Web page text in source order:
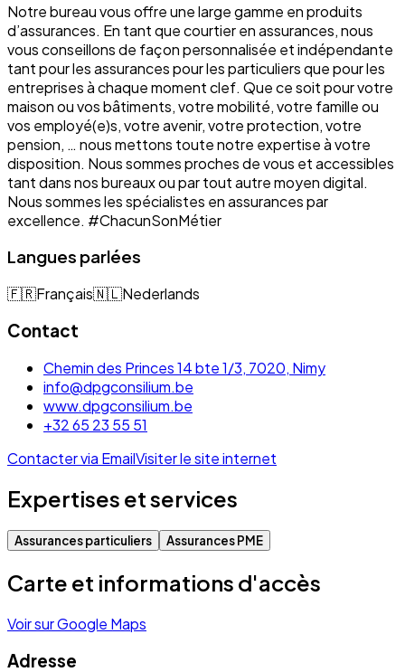
Notre bureau vous offre une large gamme en produits
d’assurances. En tant que courtier en assurances, nous
vous conseillons de façon personnalisée et indépendante
tant pour les assurances pour les particuliers que pour les
entreprises à chaque moment clef. Que ce soit pour votre
maison ou vos bâtiments, votre mobilité, votre famille ou
vos employé(e)s, votre avenir, votre protection, votre
pension, … nous mettons toute notre expertise à votre
disposition. Nous sommes proches de vous et accessibles
tant dans nos bureaux ou par tout autre moyen digital.
Nous sommes les spécialistes en assurances par
excellence. #ChacunSonMétier
Langues parlées
🇫🇷Français🇳🇱Nederlands
Contact
Chemin des Princes 14 bte 1/3, 7020, Nimy
info@dpgconsilium.be
www.dpgconsilium.be
+32 65 23 55 51
Contacter via EmailVisiter le site internet
Expertises et services
Assurances particuliers Assurances PME
Carte et informations d'accès
Voir sur Google Maps
Adresse